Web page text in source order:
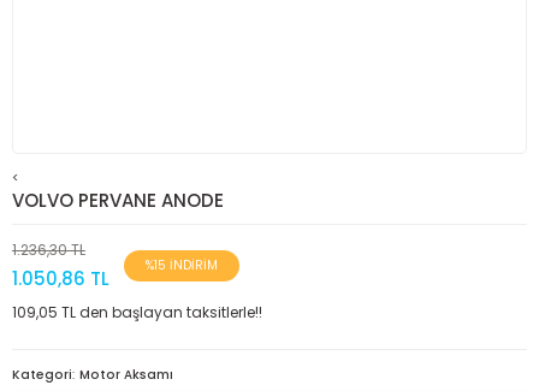
<
VOLVO PERVANE ANODE
1.236,30 TL
1.050,86 TL
%15 İNDİRİM
109,05 TL den başlayan taksitlerle!!
Kategori Motor Aksamı